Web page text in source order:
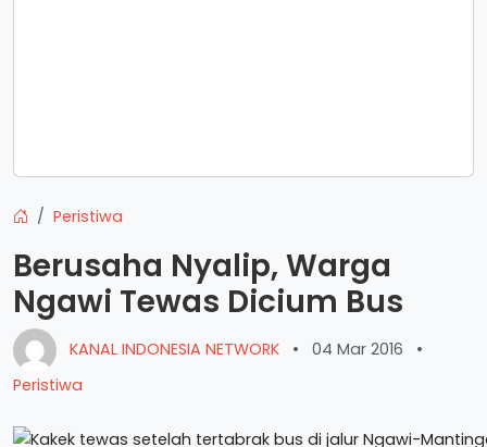
Peristiwa
Berusaha Nyalip, Warga
Ngawi Tewas Dicium Bus
KANAL INDONESIA NETWORK • 04 Mar 2016
•
Peristiwa